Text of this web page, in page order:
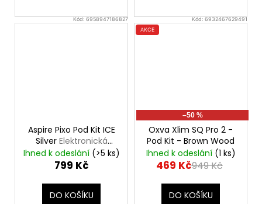
Kód:6958947186827
Aspire Pixo Pod Kit ICE
Silver Elektronická
cigareta
Ihned k odeslání (>5 ks)
799 Kč
DO KOŠÍKU
Kód:6932467629491
AKCE
–50 %
Oxva Xlim SQ Pro 2 -
Pod Kit - Brown Wood
Ihned k odeslání (1 ks)
469 Kč949 Kč
DO KOŠÍKU